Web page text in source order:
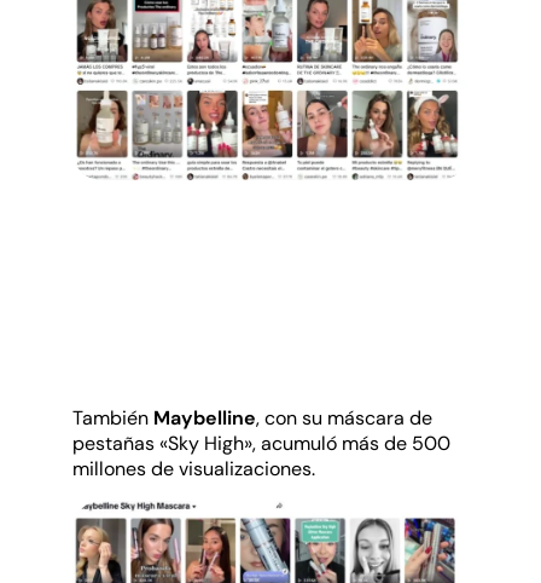
También Maybelline, con su máscara de
pestañas «Sky High», acumuló más de 500
millones de visualizaciones.